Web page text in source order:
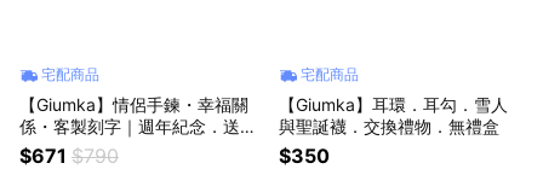
宅配商品
【Giumka】情侶手鍊・幸福關
係・客製刻字｜週年紀念．送閨
蜜
$671 $790
宅配商品
【Giumka】耳環．耳勾．雪人
與聖誕襪．交換禮物．無禮盒
$350